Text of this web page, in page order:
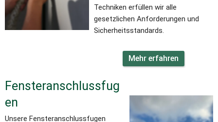
Techniken erfüllen wir alle
gesetzlichen Anforderungen und
Sicherheitsstandards.
Mehr erfahren
Fensteranschlussfug
en
Unsere Fensteranschlussfugen